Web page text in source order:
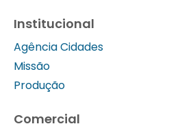
Institucional
Agência Cidades
Missão
Produção
Comercial